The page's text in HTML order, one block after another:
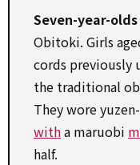
Seven-year-olds
Obitoki. Girls
cords previously
the traditional
They wore
witha maruobi
half.